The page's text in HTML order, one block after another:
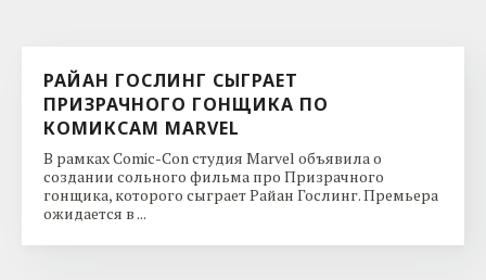
РАЙАН ГОСЛИНГ СЫГРАЕТ
ПРИЗРАЧНОГО ГОНЩИКА ПО
КОМИКСАМ MARVEL
В рамках Comic-Con студия Marvel объявила о
создании сольного фильма про Призрачного
гонщика, которого сыграет Райан Гослинг. Премьера
ожидается в ...